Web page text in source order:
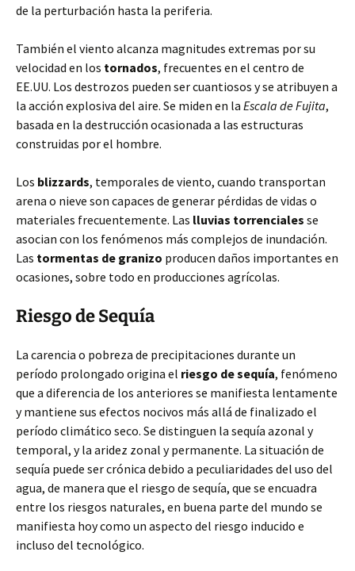
de la perturbación hasta la periferia.
También el viento alcanza magnitudes extremas por su
velocidad en los tornados, frecuentes en el centro de
EE.UU. Los destrozos pueden ser cuantiosos y se atribuyen a
la acción explosiva del aire. Se miden en la Escala de Fujita,
basada en la destrucción ocasionada a las estructuras
construidas por el hombre.
Los blizzards, temporales de viento, cuando transportan
arena o nieve son capaces de generar pérdidas de vidas o
materiales frecuentemente. Las lluvias torrenciales se
asocian con los fenómenos más complejos de inundación.
Las tormentas de granizo producen daños importantes en
ocasiones, sobre todo en producciones agrícolas.
Riesgo de Sequía
La carencia o pobreza de precipitaciones durante un
período prolongado origina el riesgo de sequía, fenómeno
que a diferencia de los anteriores se manifiesta lentamente
y mantiene sus efectos nocivos más allá de finalizado el
período climático seco. Se distinguen la sequía azonal y
temporal, y la aridez zonal y permanente. La situación de
sequía puede ser crónica debido a peculiaridades del uso del
agua, de manera que el riesgo de sequía, que se encuadra
entre los riesgos naturales, en buena parte del mundo se
manifiesta hoy como un aspecto del riesgo inducido e
incluso del tecnológico.